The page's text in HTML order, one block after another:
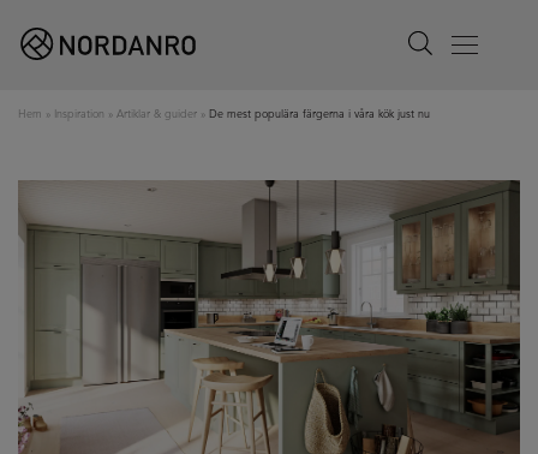
Search
Menu
Hem » Inspiration » Artiklar & guider » De mest populära färgerna i våra kök just nu